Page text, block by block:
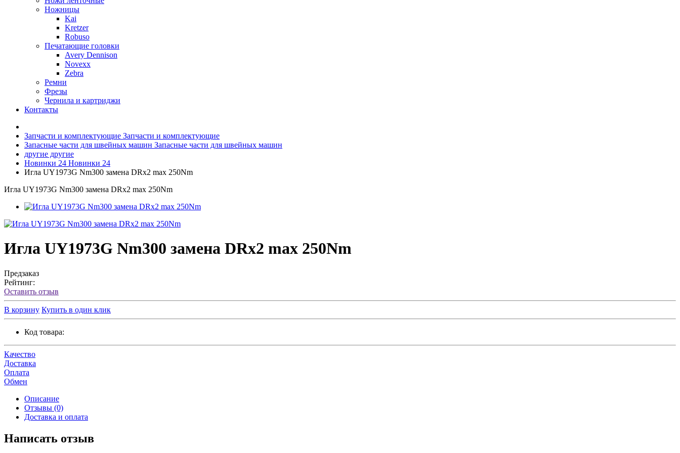
Ножницы
Kai
Kretzer
Robuso
Печатающие головки
Avery Dennison
Novexx
Zebra
Ремни
Фрезы
Чернила и картриджи
Контакты
Запчасти и комплектующие Запчасти и комплектующие
Запасные части для швейных машин Запасные части для швейных машин
другие другие
Новинки 24 Новинки 24
Игла UY1973G Nm300 замена DRx2 max 250Nm
Игла UY1973G Nm300 замена DRx2 max 250Nm
Игла UY1973G Nm300 замена DRx2 max 250Nm
Предзаказ
Рейтинг:
Оставить отзыв
В корзину Купить в один клик
Код товара:
Качество
Доставка
Оплата
Обмен
Описание
Отзывы (0)
Доставка и оплата
Написать отзыв